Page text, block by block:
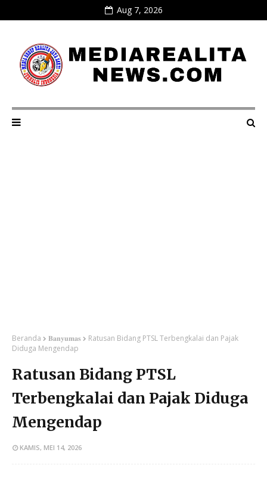
Aug 7, 2026
Beranda 𝐁𝐚𝐧𝐲𝐮𝐦𝐚𝐬
Ratusan Bidang PTSL Terbengkalai dan Pajak
Diduga Mengendap
Ratusan Bidang PTSL
Terbengkalai dan Pajak Diduga
Mengendap
KAMIS, MEI 14, 2026